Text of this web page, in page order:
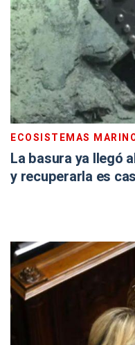
ECOSISTEMAS
La basura ya llegó
y recuperarla es